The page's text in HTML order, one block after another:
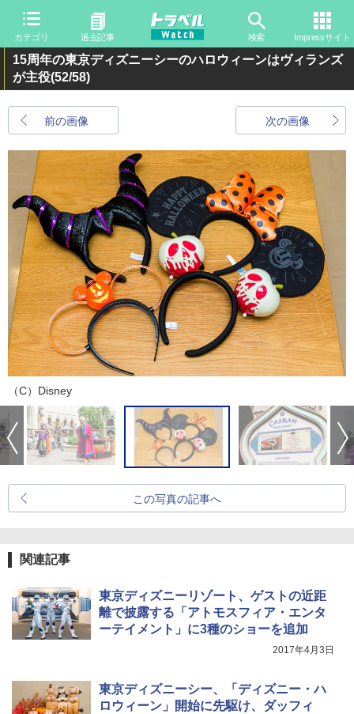
カテゴリ 過去記事 検索 Impressサイト
15周年の東京ディズニーシーのハロウィーンはヴィランズ
が主役(52/58)
前の画像 次の画像
（C）Disney
この写真の記事へ
関連記事
東京ディズニーリゾート、ゲストの近距
離で披露する「アトモスフィア・エンタ
ーテイメント」に3種のショーを追加
2017年4月3日
東京ディズニーシー、「ディズニー・ハ
ロウィーン」開始に先駆け、ダッフィ